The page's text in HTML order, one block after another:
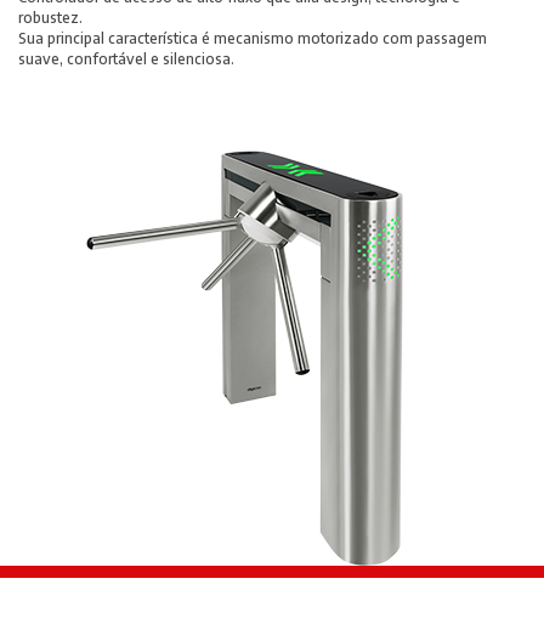
robustez.
Sua principal característica é mecanismo motorizado com passagem
suave, confortável e silenciosa.